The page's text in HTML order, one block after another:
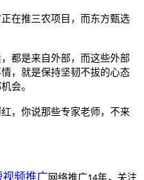
在推三农项目，而东方甄选
都是来自外部，而这些外部
，就是保持坚韧不拔的心态
会。
，你说那些专家老师，不来
视频推广网络推广 年，关注